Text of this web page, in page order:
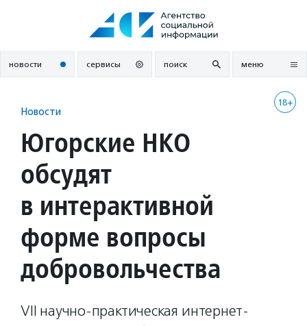
новости сервисы поиск меню
18+
Новости
Югорские НКО
обсудят
в интерактивной
форме вопросы
добровольчества
VII научно-практическая интернет-